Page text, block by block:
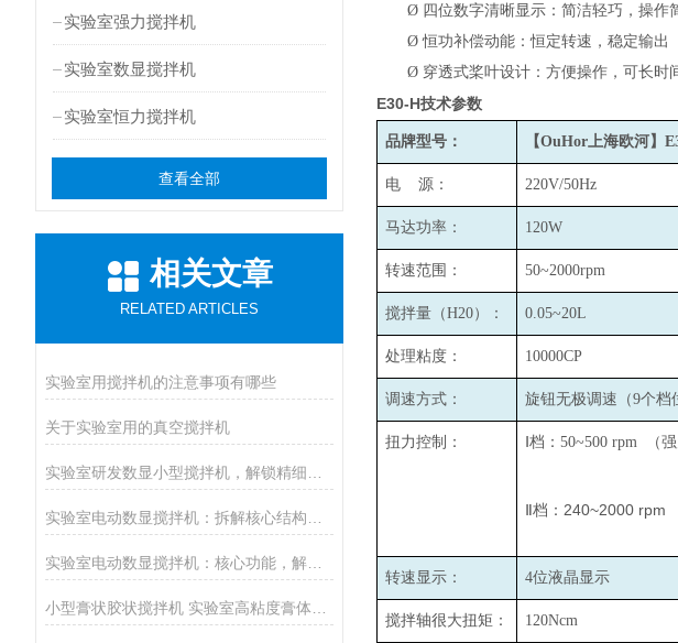
实验室强力搅拌机
实验室数显搅拌机
实验室恒力搅拌机
查看全部
相关文章
RELATED ARTICLES
实验室用搅拌机的注意事项有哪些
关于实验室用的真空搅拌机
Ø 四位数字清晰显示：简洁轻巧，操作
Ø 恒功补偿动能：恒定转速，稳定输出
Ø 穿透式桨叶设计：方便操作，可长时
E30-H技术参数
品牌型号： 【OuHor上海欧河】
电 源： 220V/50Hz
马达功率： 120W
转速范围： 50~2000rpm
搅拌量（H20）： 0.05~20L
处理粘度： 10000CP
调速方式： 旋钮无极调速（9个档
扭力控制： Ⅰ档：50~500 rpm （强
Ⅱ档：240~2000 rpm
转速显示： 4位液晶显示
搅拌轴很大扭矩： 120Ncm